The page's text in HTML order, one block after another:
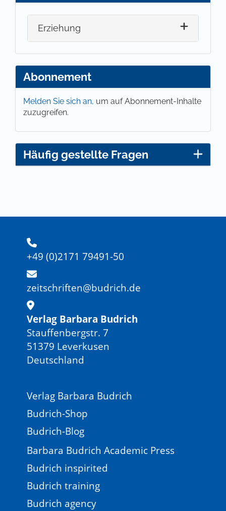
Erziehung
Abonnement
Melden Sie sich an, um auf Abonnement-Inhalte
zuzugreifen.
Häufig gestellte Fragen
+49 (0)2171 79491-50
zeitschriften@budrich.de
Verlag Barbara Budrich
Stauffenbergstr. 7
51379 Leverkusen
Deutschland
Verlag Barbara Budrich
Budrich-Shop
Budrich-Blog
Barbara Budrich Academic Press
Budrich inspirited
Budrich training
Budrich agency